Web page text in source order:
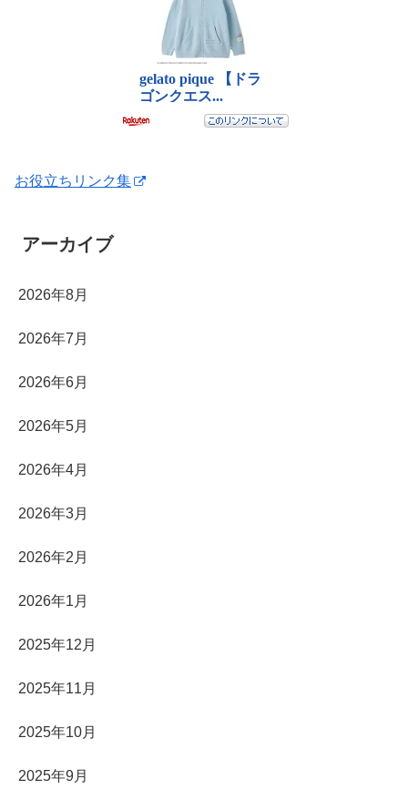
お役立ちリンク集
アーカイブ
2026年8月
2026年7月
2026年6月
2026年5月
2026年4月
2026年3月
2026年2月
2026年1月
2025年12月
2025年11月
2025年10月
2025年9月